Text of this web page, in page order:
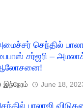
செந்தில்
சர்ஜரி –
இந்நேரம் June 18,
பாலாஜி